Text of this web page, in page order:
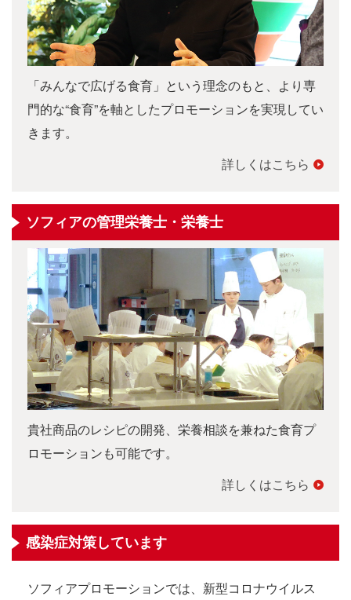
「みんなで広げる食育」という理念のもと、より専
門的な“食育”を軸としたプロモーションを実現してい
きます。
詳しくはこちら
ソフィアの管理栄養士・栄養士
貴社商品のレシピの開発、栄養相談を兼ねた食育プ
ロモーションも可能です。
詳しくはこちら
感染症対策しています
ソフィアプロモーションでは、新型コロナウイルス